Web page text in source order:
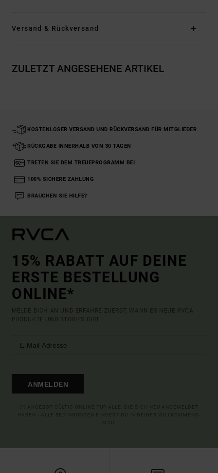
Versand & Rückversand
ZULETZT ANGESEHENE ARTIKEL
KOSTENLOSER VERSAND UND RÜCKVERSAND FÜR MITGLIEDER
RÜCKGABE INNERHALB VON 30 TAGEN
TRETEN SIE DEM TREUEPROGRAMM BEI
100% SICHERE ZAHLUNG
BRAUCHEN SIE HILFE?
15% RABATT AUF DEINE
ERSTE BESTELLUNG
ONLINE*
MELDE DICH AN UND ERFAHRE ZUERST, WANN ES NEUE RVCA
PRODUKTE UND STORIES GIBT.
ANMELDEN